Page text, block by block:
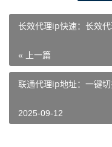
长效代理ip快速：长效
« 上一篇
联通代理ip地址：一键
2025-09-12